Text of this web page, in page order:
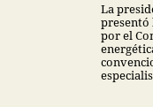
La
presentó
por el